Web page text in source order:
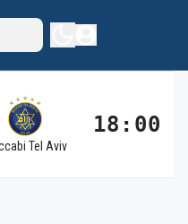
Tel Aviv
18:00